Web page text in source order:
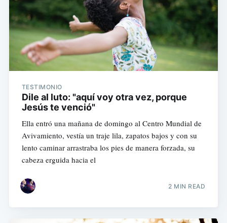
TESTIMONIO
Dile al luto: "aquí voy otra vez, porque
Jesús te venció"
Ella entró una mañana de domingo al Centro Mundial de
Avivamiento, vestía un traje lila, zapatos bajos y con su
lento caminar arrastraba los pies de manera forzada, su
cabeza erguida hacia el
2 MIN READ